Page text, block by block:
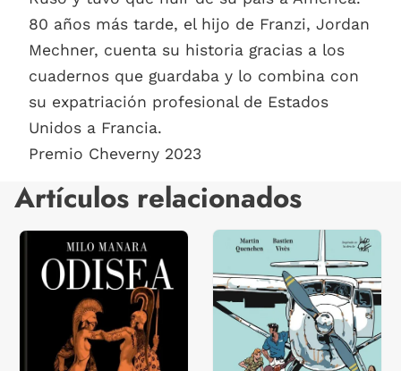
80 años más tarde, el hijo de Franzi, Jordan
Mechner, cuenta su historia gracias a los
cuadernos que guardaba y lo combina con
su expatriación profesional de Estados
Unidos a Francia.
Premio Cheverny 2023
Artículos relacionados